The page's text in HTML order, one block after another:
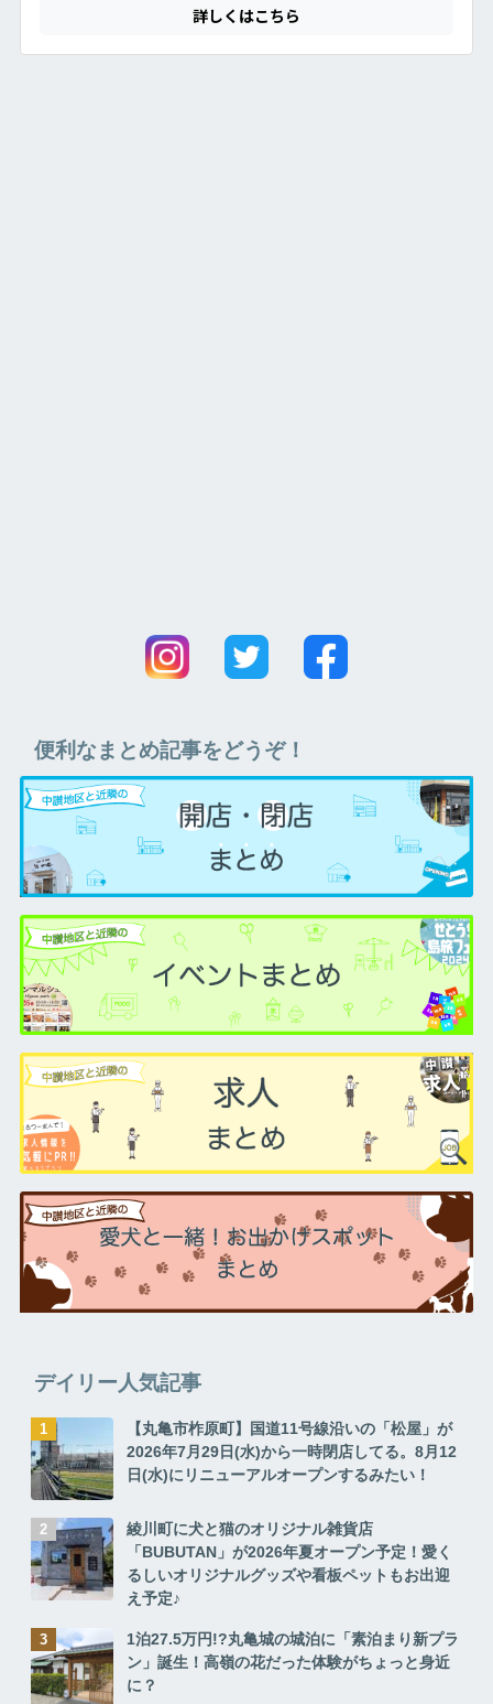
便利なまとめ記事をどうぞ！
デイリー人気記事
【丸亀市柞原町】国道11号線沿いの「松屋」が
2026年7月29日(水)から一時閉店してる。8月12
日(水)にリニューアルオープンするみたい！
綾川町に犬と猫のオリジナル雑貨店
「BUBUTAN」が2026年夏オープン予定！愛く
るしいオリジナルグッズや看板ペットもお出迎
え予定♪
1泊27.5万円!?丸亀城の城泊に「素泊まり新プラ
ン」誕生！高嶺の花だった体験がちょっと身近
に？